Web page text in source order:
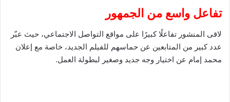
تفاعل واسع من الجمهور
لاقى المنشور تفاعلًا كبيرًا على مواقع التواصل الاجتماعي، حيث عبّر
عدد كبير من المتابعين عن حماسهم للفيلم الجديد، خاصة مع إعلان
محمد إمام عن اختيار وجه جديد وصغير لبطولة العمل.